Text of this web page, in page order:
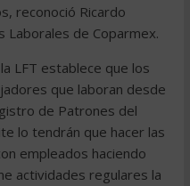
reconoció Ricardo
Laborales de Coparmex.
LFT establece que los
que laboran desde
de Patrones del
lo tendrán que hacer las
empleados haciendo
actividades regulares la